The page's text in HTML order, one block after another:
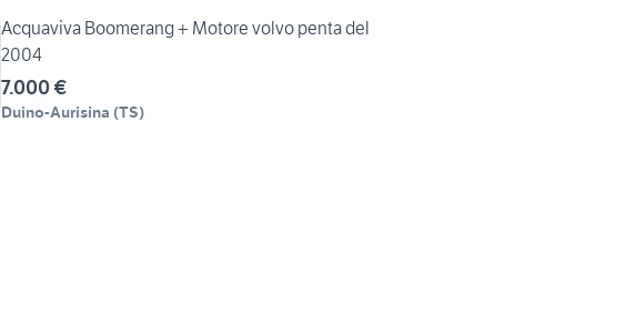
Acquaviva Boomerang + Motore volvo penta del
2004
7.000 €
Duino-Aurisina (TS)